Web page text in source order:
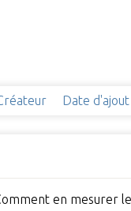
Date d'ajout
en mesurer